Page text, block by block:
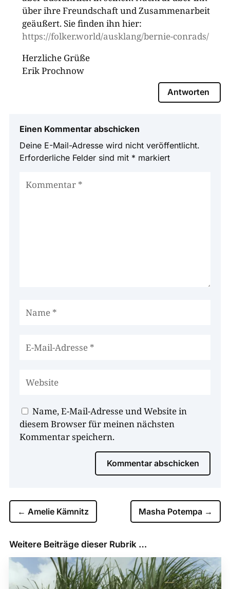
über ihre Freundschaft und Zusammenarbeit
geäußert. Sie finden ihn hier:
https://folker.world/ausklang/bernie-conrads/
Herzliche Grüße
Erik Prochnow
Antworten
Einen Kommentar abschicken
Deine E-Mail-Adresse wird nicht veröffentlicht.
Erforderliche Felder sind mit * markiert
Name, E-Mail-Adresse und Website in
diesem Browser für meinen nächsten
Kommentar speichern.
Kommentar abschicken
← Amelie Kämnitz Masha Potempa →
Weitere Beiträge dieser Rubrik …